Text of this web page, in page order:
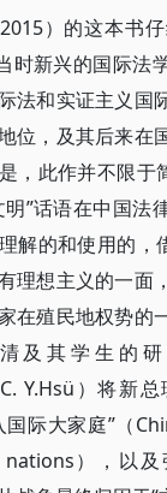
）的这本书
时新兴的国际法
法和实证主义国
位，及其后来在
，此作并不限于
”话语在中国法
解的和使用的，
理想主义的一面
在殖民地权势的
及其学生的
Y.Hsü）将新
国际大家庭”（
），以及